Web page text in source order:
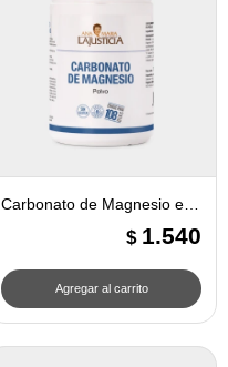
Carbonato de Magnesio en
Polvo - Ana Maria Lajusticia
$ 1.540